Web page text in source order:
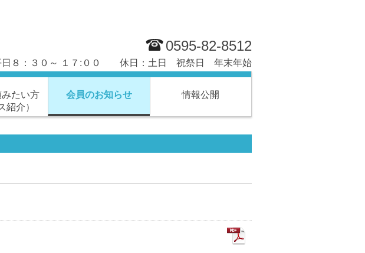
0595-82-8512
日８：３０～ １７:００ 休日：土日 祝祭日 年末年始
たい方
紹介）
会員のお知らせ 情報公開